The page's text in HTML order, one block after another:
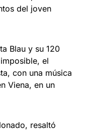
del joven
Blau y su 120
el
con una música
Viena, en un
resaltó